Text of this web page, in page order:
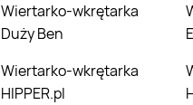
Wiertarko-wkrętarka
Duży Ben
Wiertarko-wkrętarka
HIPPER.pl